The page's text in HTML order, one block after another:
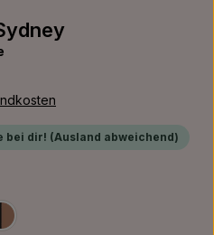
bei dir! (Ausland abweichend)
Silber
Schwarz/Bronze